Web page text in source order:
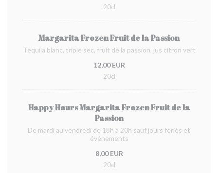
20cl
Margarita Frozen Fruit de la Passion
Tequila blanc, triple sec, fruit de la passion, jus citron vert
12,00 EUR
20cl
Happy Hours Margarita Frozen Fruit de la
Passion
De mardi au vendredi de 18h à 20h sauf jours fériés et
événements
8,00 EUR
20cl